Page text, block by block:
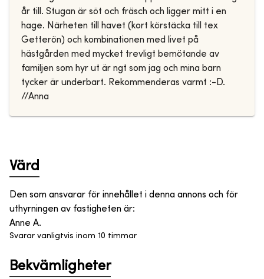
år till. Stugan är söt och fräsch och ligger mitt i en
hage. Närheten till havet (kort körstäcka till tex
Getterön) och kombinationen med livet på
hästgården med mycket trevligt bemötande av
familjen som hyr ut är ngt som jag och mina barn
tycker är underbart. Rekommenderas varmt :-D.
//Anna
Värd
Den som ansvarar för innehållet i denna annons och för
uthyrningen av fastigheten är:
Anne A.
Svarar vanligtvis inom 10 timmar
Bekvämligheter